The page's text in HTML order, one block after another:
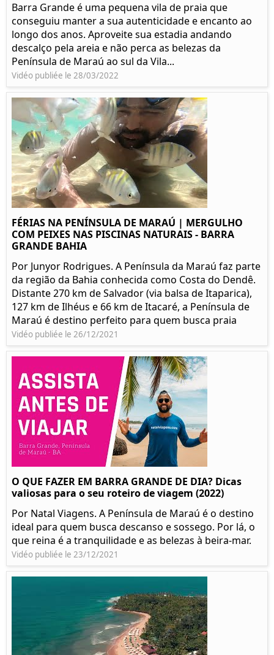
Barra Grande é uma pequena vila de praia que
conseguiu manter a sua autenticidade e encanto ao
longo dos anos. Aproveite sua estadia andando
descalço pela areia e não perca as belezas da
Península de Maraú ao sul da Vila...
Vidéo publiée le 28/03/2022
FÉRIAS NA PENÍNSULA DE MARAÚ | MERGULHO
COM PEIXES NAS PISCINAS NATURAIS - BARRA
GRANDE BAHIA
Por Junyor Rodrigues. A Península da Maraú faz parte
da região da Bahia conhecida como Costa do Dendê.
Distante 270 km de Salvador (via balsa de Itaparica),
127 km de Ilhéus e 66 km de Itacaré, a Península de
Maraú é destino perfeito para quem busca praia
Vidéo publiée le 26/12/2021
O QUE FAZER EM BARRA GRANDE DE DIA? Dicas
valiosas para o seu roteiro de viagem (2022)
Por Natal Viagens. A Península de Maraú é o destino
ideal para quem busca descanso e sossego. Por lá, o
que reina é a tranquilidade e as belezas à beira-mar.
Vidéo publiée le 23/12/2021